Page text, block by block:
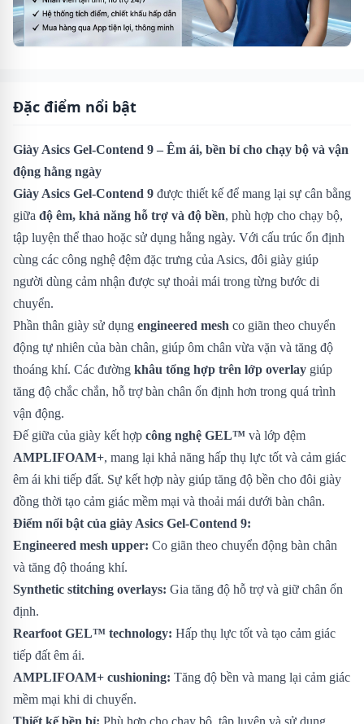
Đặc điểm nổi bật
Giày Asics Gel-Contend 9 – Êm ái, bền bỉ cho chạy bộ và vận
động hằng ngày
Giày Asics Gel-Contend 9 được thiết kế để mang lại sự cân bằng
giữa độ êm, khả năng hỗ trợ và độ bền, phù hợp cho chạy bộ,
tập luyện thể thao hoặc sử dụng hằng ngày. Với cấu trúc ổn định
cùng các công nghệ đệm đặc trưng của Asics, đôi giày giúp
người dùng cảm nhận được sự thoải mái trong từng bước di
chuyển.
Phần thân giày sử dụng engineered mesh co giãn theo chuyển
động tự nhiên của bàn chân, giúp ôm chân vừa vặn và tăng độ
thoáng khí. Các đường khâu tổng hợp trên lớp overlay giúp
tăng độ chắc chắn, hỗ trợ bàn chân ổn định hơn trong quá trình
vận động.
Đế giữa của giày kết hợp công nghệ GEL™ và lớp đệm
AMPLIFOAM+, mang lại khả năng hấp thụ lực tốt và cảm giác
êm ái khi tiếp đất. Sự kết hợp này giúp tăng độ bền cho đôi giày
đồng thời tạo cảm giác mềm mại và thoải mái dưới bàn chân.
Điểm nổi bật của giày Asics Gel-Contend 9:
Engineered mesh upper: Co giãn theo chuyển động bàn chân
và tăng độ thoáng khí.
Synthetic stitching overlays: Gia tăng độ hỗ trợ và giữ chân ổn
định.
Rearfoot GEL™ technology: Hấp thụ lực tốt và tạo cảm giác
tiếp đất êm ái.
AMPLIFOAM+ cushioning: Tăng độ bền và mang lại cảm giác
mềm mại khi di chuyển.
Thiết kế bền bỉ: Phù hợp cho chạy bộ, tập luyện và sử dụng